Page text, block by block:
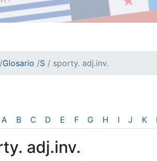
/Glosario /S / sporty. adj.inv.
A B C D E F G H I J K
adj.inv.